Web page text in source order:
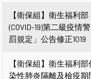
【衛保組】衛生福利
(COVID-19)第二級疫情
罰規定」公告修正1019
【衛保組】衛生福利
染性肺炎隔離及檢疫期